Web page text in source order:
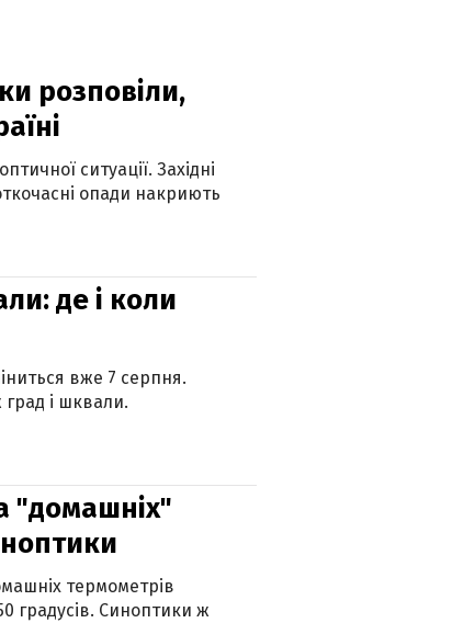
розповіли,
ситуації. Західні
опади накриють
де і коли
вже 7 серпня.
і шквали.
"домашніх"
термометрів
градусів. Синоптики ж